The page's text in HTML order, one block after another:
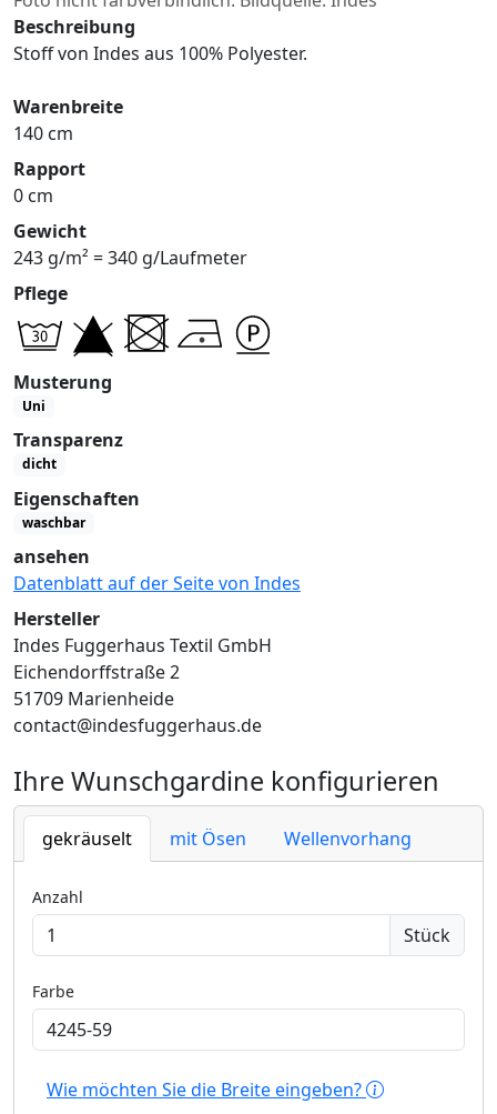
Beschreibung
Stoff von Indes aus 100% Polyester.
Warenbreite
140 cm
Rapport
0 cm
Gewicht
243 g/m² = 340 g/Laufmeter
Pflege
Musterung
Uni
Transparenz
dicht
Eigenschaften
waschbar
ansehen
Datenblatt auf der Seite von Indes
Hersteller
Indes Fuggerhaus Textil GmbH
Eichendorffstraße 2
51709 Marienheide
contact@indesfuggerhaus.de
Ihre Wunschgardine konfigurieren
gekräuselt mit Ösen Wellenvorhang
Anzahl
Stück
Farbe
Wie möchten Sie die Breite eingeben?